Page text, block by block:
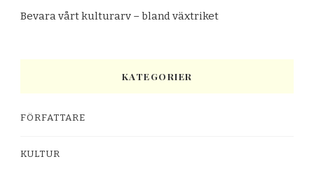
Bevara vårt kulturarv – bland växtriket
KATEGORIER
FÖRFATTARE
KULTUR